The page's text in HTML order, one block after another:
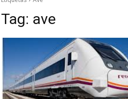
Tag: ave